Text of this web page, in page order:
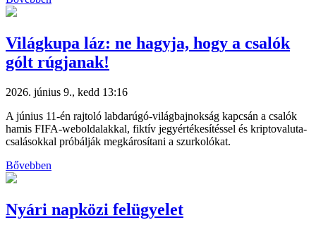
Világkupa láz: ne hagyja, hogy a csalók
gólt rúgjanak!
2026. június 9., kedd 13:16
A június 11-én rajtoló labdarúgó-világbajnokság kapcsán a csalók
hamis FIFA-weboldalakkal, fiktív jegyértékesítéssel és kriptovaluta-
csalásokkal próbálják megkárosítani a szurkolókat.
Bővebben
Nyári napközi felügyelet